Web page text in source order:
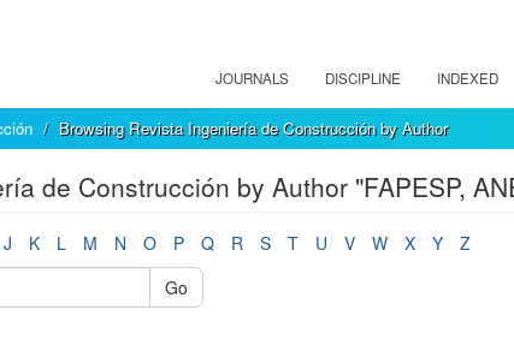
JOURNALS DISCIPLINE INDEXED
Browsing Revista Ingeniería de Construcción by Author
de Construcción by Author "FAPESP,
J K L M N O P Q R S T U V W X Y
Z
Go